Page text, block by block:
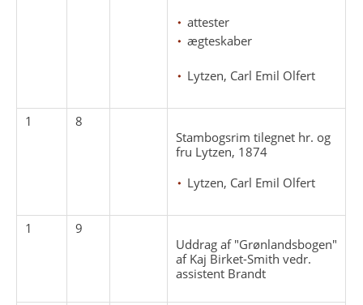
attester
ægteskaber
Lytzen, Carl Emil Olfert
1
8
Stambogsrim tilegnet hr. og
fru Lytzen, 1874
Lytzen, Carl Emil Olfert
1
9
Uddrag af "Grønlandsbogen"
af Kaj Birket-Smith vedr.
assistent Brandt